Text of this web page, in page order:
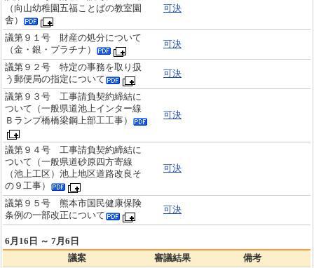
（向山幼稚園五福ことばの教室園
舎）
可決
議第９１号 財産の処分について
（金・銀・プラチナ）
可決
議第９２号 特定の事務を取り扱
う郵便局の指定について
可決
議第９３号 工事請負契約締結に
ついて（一般県道池上インター線
Ｂランプ橋橋梁鋼上部工工事）
可決
議第９４号 工事請負契約締結に
ついて（一般県道砂原四方寄線
（池上工区）池上地区道路改良そ
の９工事）
可決
議第９５号 熊本市国民健康保険
条例の一部改正について
可決
6月16日 ～ 7月6日
議案
審議結果
備考